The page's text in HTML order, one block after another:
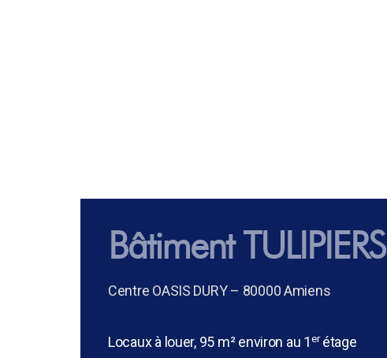
Bâtiment TULIPIERS
Centre OASIS DURY – 80000 Amiens
Locaux à louer, 95 m² environ au 1erétage